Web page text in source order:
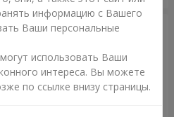
информацию с Вашего
Ваши персональные
использовать Ваши
интереса. Вы можете
по ссылке внизу страницы.